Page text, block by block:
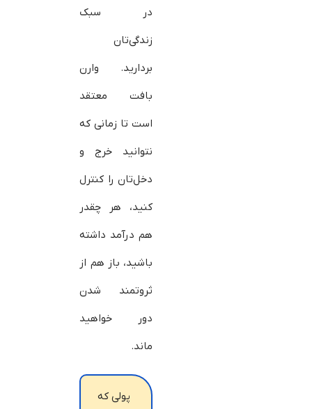
در سبک
زندگی‌تان
بردارید. وارن
بافت معتقد
است تا زمانی که
نتوانید خرج و
دخل‌تان را کنترل
کنید، هر چقدر
هم درآمد داشته
باشید، باز هم از
ثروتمند شدن
دور خواهید
ماند.
پولی که